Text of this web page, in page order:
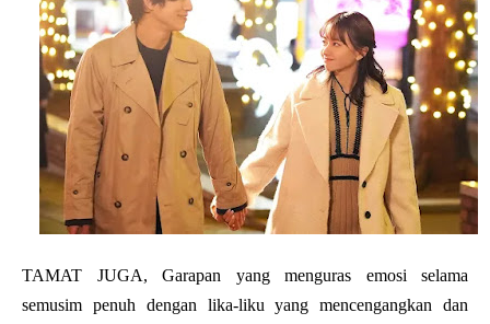
TAMAT JUGA, Garapan yang menguras emosi selama
semusim penuh dengan lika-liku yang mencengangkan dan